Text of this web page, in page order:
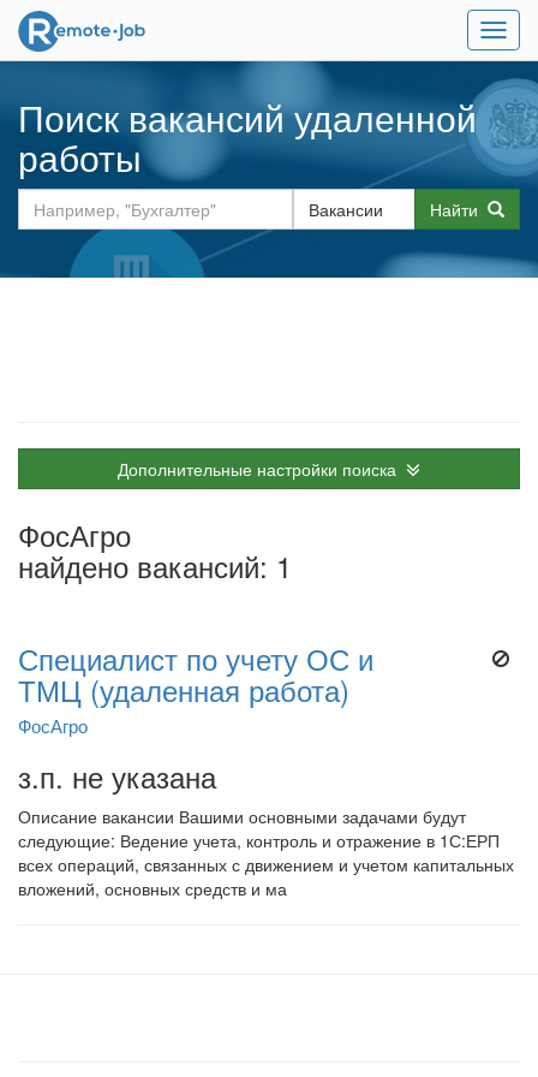
Меню
Поиск вакансий удаленной
работы
Найти
Дополнительные настройки поиска
ФосАгро
найдено вакансий: 1
Специалист по учету ОС и
ТМЦ (удаленная работа)
ФосАгро
з.п. не указана
Описание вакансии Вашими основными задачами будут
следующие: Ведение учета, контроль и отражение в 1С:ЕРП
всех операций, связанных с движением и учетом капитальных
вложений, основных средств и ма